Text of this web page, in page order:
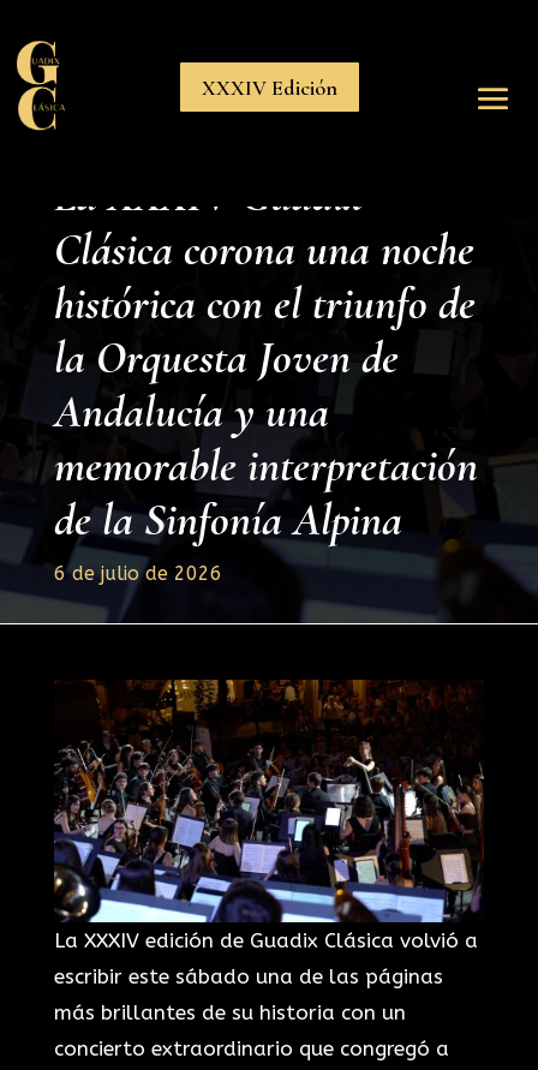
XXXIV Edición
La XXXIV Guadix
Clásica corona una noche
histórica con el triunfo de
la Orquesta Joven de
Andalucía y una
memorable interpretación
de la Sinfonía Alpina
6 de julio de 2026
La XXXIV edición de Guadix Clásica volvió a
escribir este sábado una de las páginas
más brillantes de su historia con un
concierto extraordinario que congregó a